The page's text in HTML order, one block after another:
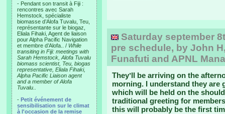
- Pendant son transit à Fiji :
rencontres avec Sarah
Hemstock, spécialiste
biomasse d’Alofa Tuvalu, Teu,
représentante sur le biogaz,
Eliala Fihaki, Agent de liaison
pour Alpha Pacific Navigation
et membre d’Alofa.. / While
transiting in Fiji: meetings with
Sarah Hemstock, Alofa Tuvalu
biomass scientist, Teu, biogas
representative, Eliala Fihaki,
Alpha Pacific Liaison agent
and a member of Alofa
Tuvalu..
- Petit événement de
sensibilisation sur le climat
à l'occasion de la remise
Saturday september
pre schedule, by John
Funafuti and APNL
Theyʼll be arriving on the
morning. I understand they are
which will be held on the
traditional greeting for
this will probably be the first